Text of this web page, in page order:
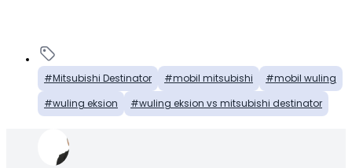
Mitsubishi Destinator mobil mitsubishi
mobil wuling
wuling eksion
wuling eksion vs mitsubishi destinator